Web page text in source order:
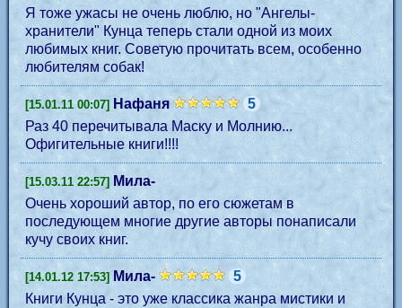
Я тоже ужасы не очень люблю, но "Ангелы-
хранители" Кунца теперь стали одной из моих
любимых книг. Советую прочитать всем, особенно
любителям собак!
[15.01.11 00:07] Нафаня
5
Раз 40 перечитывала Маску и Молнию...
Офигительные книги!!!!
[15.03.11 22:57] Мила-
Очень хороший автор, по его сюжетам в
последующем многие другие авторы понаписали
кучу своих книг.
[14.01.12 17:53] Мила-
5
Книги Кунца - это уже классика жанра мистики и